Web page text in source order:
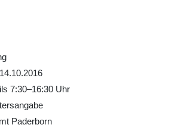
7:30–16:30 Uhr
Paderborn